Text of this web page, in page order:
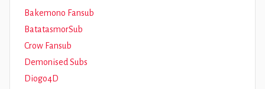
Bakemono Fansub
BatatasmorSub
Crow Fansub
Demonised Subs
Diogo4D